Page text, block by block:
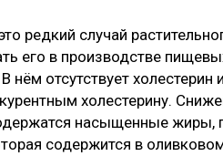
редкий случай
его в производстве
нём отсутствует
холестерину.
насыщенные жиры,
содержится в